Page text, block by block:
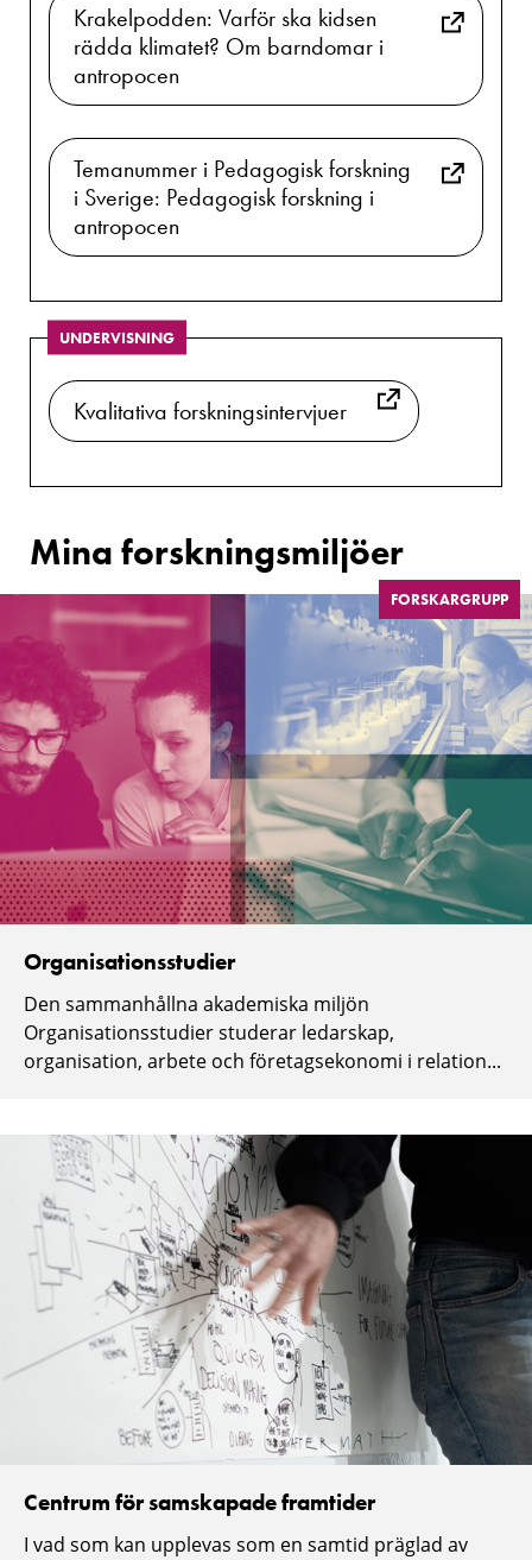
Krakelpodden: Varför ska kidsen
rädda klimatet? Om barndomar i
antropocen
Temanummer i Pedagogisk forskning
i Sverige: Pedagogisk forskning i
antropocen
UNDERVISNING
Kvalitativa forskningsintervjuer
Mina forskningsmiljöer
FORSKARGRUPP
Organisationsstudier
Den sammanhållna akademiska miljön
Organisationsstudier studerar ledarskap,
organisation, arbete och företagsekonomi i relation...
Centrum för samskapade framtider
I vad som kan upplevas som en samtid präglad av